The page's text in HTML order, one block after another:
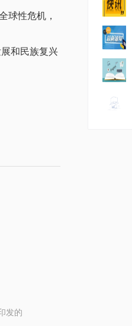
球性危机，
和民族复兴
发的